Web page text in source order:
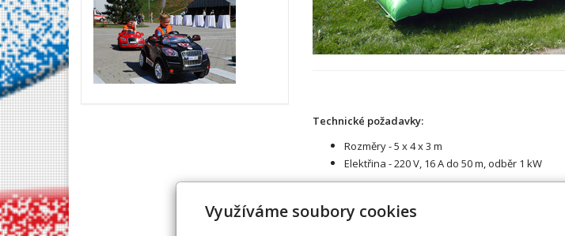
Technické požadavky:
Rozměry - 5 x 4 x 3 m
Elektřina - 220 V, 16 A do 50 m, odběr 1 kW
Využíváme soubory cookies